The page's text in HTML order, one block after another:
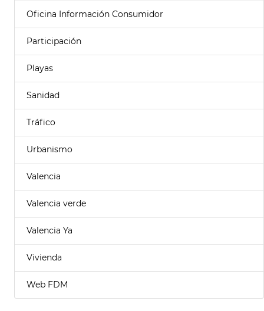
Oficina Información Consumidor
Participación
Playas
Sanidad
Tráfico
Urbanismo
Valencia
Valencia verde
Valencia Ya
Vivienda
Web FDM